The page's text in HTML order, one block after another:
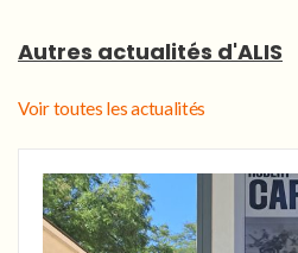
Autres actualités d'ALIS
Voir toutes les actualités